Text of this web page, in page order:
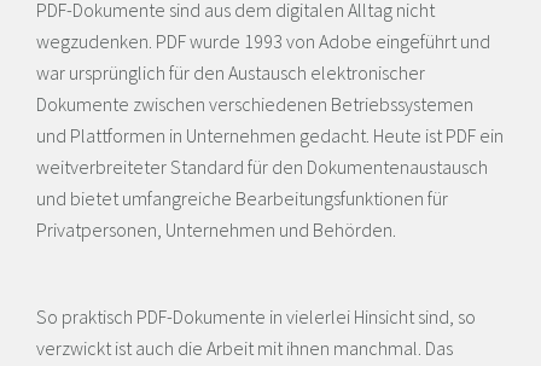
PDF-Dokumente sind aus dem digitalen Alltag nicht
wegzudenken. PDF wurde 1993 von Adobe eingeführt und
war ursprünglich für den Austausch elektronischer
Dokumente zwischen verschiedenen Betriebssystemen
und Plattformen in Unternehmen gedacht. Heute ist PDF ein
weitverbreiteter Standard für den Dokumentenaustausch
und bietet umfangreiche Bearbeitungsfunktionen für
Privatpersonen, Unternehmen und Behörden.
So praktisch PDF-Dokumente in vielerlei Hinsicht sind, so
verzwickt ist auch die Arbeit mit ihnen manchmal. Das